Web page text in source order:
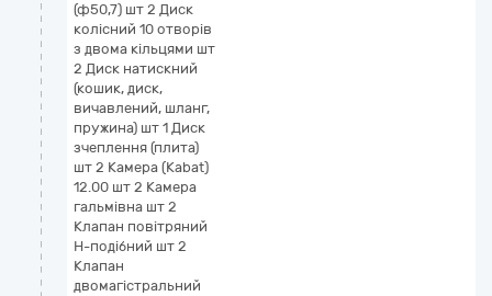
(ф50,7) шт 2 Диск
колісний 10 отворів
з двома кільцями шт
2 Диск натискний
(кошик, диск,
вичавлений, шланг,
пружина) шт 1 Диск
зчеплення (плита)
шт 2 Камера (Kabat)
12.00 шт 2 Камера
гальмівна шт 2
Клапан повітряний
Н-подібний шт 2
Клапан
двомагістральний